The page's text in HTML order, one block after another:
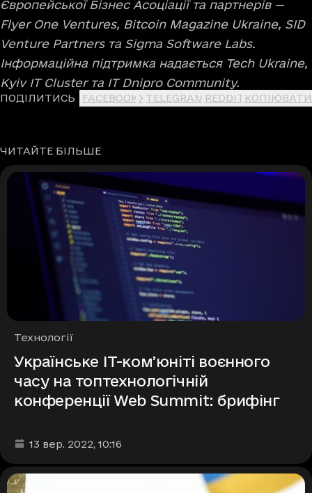
Європейської Бізнес Асоціації та партнерів —
Flyer One Ventures, Bitcoin Magazine Ukraine, SID
Venture Partners та Sigma Software Labs.
Інформаційна підтримка надається Tech Ukraine,
Kyiv IT Cluster та IT Dnipro Community.
ПОДІЛИТИСЬ FACEBOOK X TELEGRAM REDDIT КОПІЮВАТИ
ЧИТАЙТЕ БІЛЬШЕ
Рубрики
Технології
Українське ІТ-комʼюніті воєнного
часу на топтехнологічній
конференції Web Summit: брифінг
Дата та час публікації
13 вер. 2022, 10:16